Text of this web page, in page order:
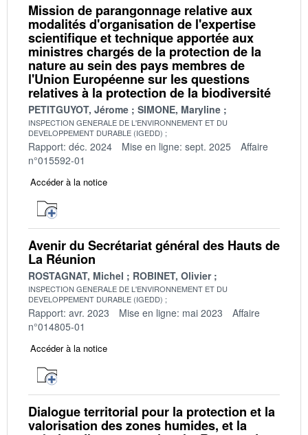
Mission de parangonnage relative aux
modalités d'organisation de l'expertise
scientifique et technique apportée aux
ministres chargés de la protection de la
nature au sein des pays membres de
l'Union Européenne sur les questions
relatives à la protection de la biodiversité
PETITGUYOT, Jérome SIMONE, Maryline
INSPECTION GENERALE DE L'ENVIRONNEMENT ET DU
DEVELOPPEMENT DURABLE (IGEDD)
Rapport: déc. 2024 Mise en ligne: sept. 2025
Affaire
n°015592-01
Accéder à la notice
Avenir du Secrétariat général des Hauts de
La Réunion
ROSTAGNAT, Michel ROBINET, Olivier
INSPECTION GENERALE DE L'ENVIRONNEMENT ET DU
DEVELOPPEMENT DURABLE (IGEDD)
Rapport: avr. 2023 Mise en ligne: mai 2023
Affaire
n°014805-01
Accéder à la notice
Dialogue territorial pour la protection et la
valorisation des zones humides, et la